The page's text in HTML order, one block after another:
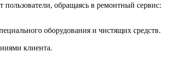
пользователи, обращаясь в ремонтный сервис:
оборудования и чистящих средств.
клиента.